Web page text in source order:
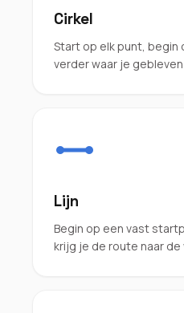
Cirkel
Start op elk punt, begin
verder waar je
Lijn
Begin op een vast
krijg je de route naar